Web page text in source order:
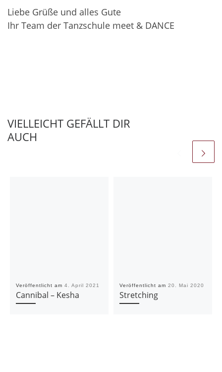
Liebe Grüße und alles Gute
Ihr Team der Tanzschule meet & DANCE
VIELLEICHT GEFÄLLT DIR
AUCH
Veröffentlicht am 4. April 2021
Cannibal – Kesha
Veröffentlicht am 20. Mai 2020
Stretching